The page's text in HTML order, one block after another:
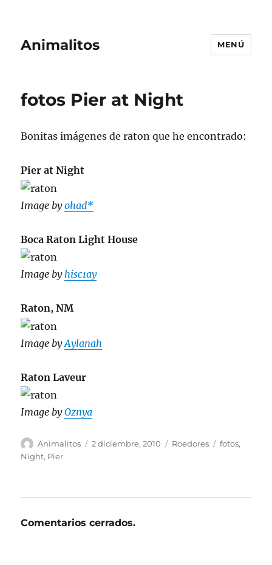
Animalitos MENÚ
fotos Pier at Night
Bonitas imágenes de raton que he encontrado:
Pier at Night
Image byohad*
Boca Raton Light House
Image byhisc1ay
Raton, NM
Image byAylanah
Raton Laveur
Image byOznya
Autor
Animalitos
Publicado
2 diciembre, 2010 Categorías
Roedores Etiquetas
fotos,
Night, Pier
Comentarios cerrados.